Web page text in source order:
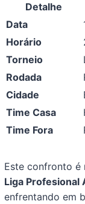
Detalhe
Data
Horário
Torneio
Rodada
Cidade
Time Casa
Time Fora
Este confronto é
Liga Profesional
enfrentando em